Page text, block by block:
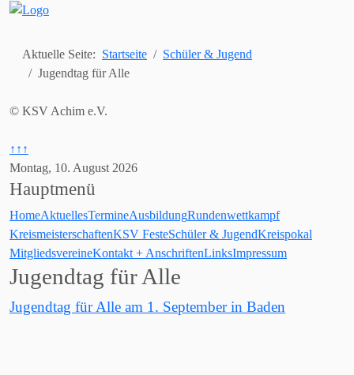
Aktuelle Seite: Startseite
Schüler & Jugend
Jugendtag für Alle
© KSV Achim e.V.
↑↑↑
Montag, 10. August 2026
Hauptmenü
HomeAktuellesTermineAusbildungRundenwettkampf
KreismeisterschaftenKSV FesteSchüler & JugendKreispokal
MitgliedsvereineKontakt + AnschriftenLinksImpressum
Jugendtag für Alle
Jugendtag für Alle am 1. September in Baden